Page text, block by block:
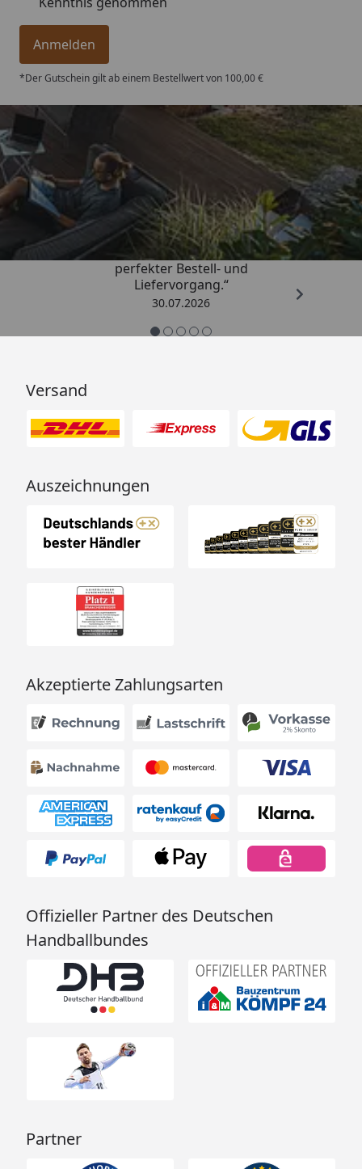
Anmelden
*Der Gutschein gilt ab einem Bestellwert von 100,00 €
Trusted Shops
4,76/ 5
„Qualitativ sehr gute Ware und ein
perfekter Bestell- und
Liefervorgang.“
30.07.2026
Versand
Auszeichnungen
Akzeptierte Zahlungsarten
Offizieller Partner des Deutschen
Handballbundes
Partner